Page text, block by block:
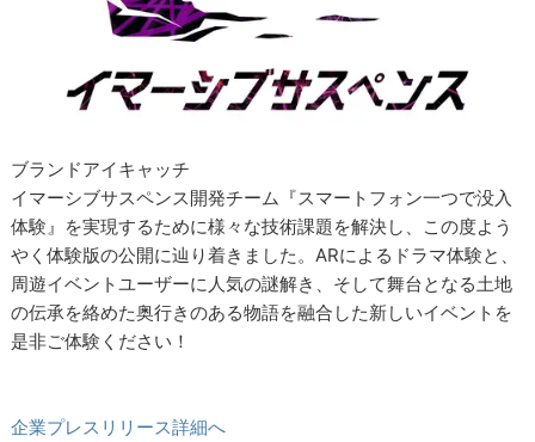
ブランドアイキャッチ
イマーシブサスペンス開発チーム『スマートフォン一つで没入
体験』を実現するために様々な技術課題を解決し、この度よう
やく体験版の公開に辿り着きました。ARによるドラマ体験と、
周遊イベントユーザーに人気の謎解き、そして舞台となる土地
の伝承を絡めた奥行きのある物語を融合した新しいイベントを
是非ご体験ください！
企業プレスリリース詳細へ